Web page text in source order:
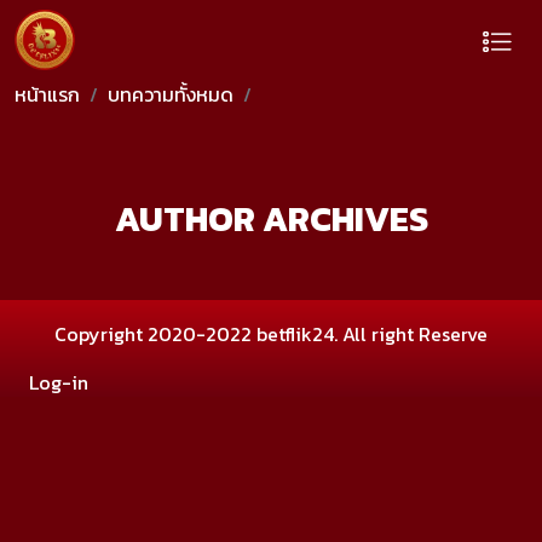
หน้าแรก บทความทั้งหมด
AUTHOR ARCHIVES
Copyright 2020-2022 betflik24. All right Reserve
Log-in